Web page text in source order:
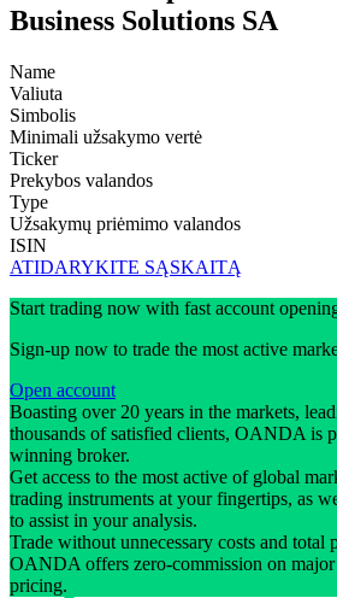
Business Solutions SA
Name
Valiuta
Simbolis
Minimali užsakymo vertė
Ticker
Prekybos valandos
Type
Užsakymų priėmimo valandos
ISIN
ATIDARYKITE SĄSKAITĄ
Start trading now with fast account
Sign-up now to trade the most active
Open account
Boasting over 20 years in the markets,
thousands of satisfied clients, OANDA is
winning broker.
Get access to the most active of global
trading instruments at your fingertips, as
to assist in your analysis.
Trade without unnecessary costs and total
OANDA offers zero-commission on major
pricing.